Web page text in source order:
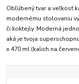
Obľúbený tvar a veľkosť
modernému stolovaniu
či koktejly. Moderná
aká je tvoja
x 470 ml (kalich na